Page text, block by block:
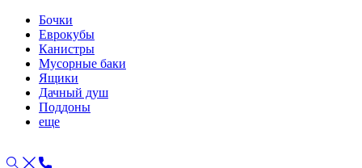
Бочки
Еврокубы
Канистры
Мусорные баки
Ящики
Дачный душ
Поддоны
еще